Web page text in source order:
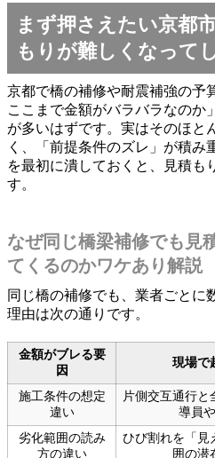
まず押さえたい京都
もりが難しくなって
京都で橋の補修や耐震補強の予
ここまで金額がバラバラなのか
が多いはずです。実はそのほと
く、「前提条件のズレ」が積み
を最初に潰しておくと、見積も
す。
なぜ同じ橋梁補修でも見
てくるのかワケあり解説
同じ橋の補修でも、業者ごとに
理由は次の通りです。
金額がブレる要
因
現場で
施工条件の想定
違い
片側交互通行と
導員
劣化範囲の読み
方の違い
ひび割れを「見
囲の潜